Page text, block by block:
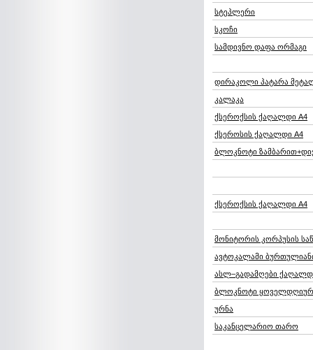
სტეპლერი
სკოჩი
სამდივნო დაფა ორმაგი
დირაკოლი პატარა
კალაკა
ქსეროქსის ქაღალდი A4
ქსეროსის ქაღალდი A4
ბლოკნოტი
ქსეროქსის ქაღალდი A4
მონიტორის კორპუსის
ავტოკალამი
ასლ–გადამღები
ბლოკნოტი
ურნა
საკანცელარიო თარო